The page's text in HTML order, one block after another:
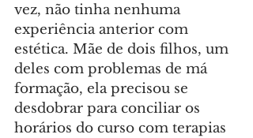
vez, não tinha nenhuma
experiência anterior com
estética. Mãe de dois filhos, um
deles com problemas de má
formação, ela precisou se
desdobrar para conciliar os
horários do curso com terapias